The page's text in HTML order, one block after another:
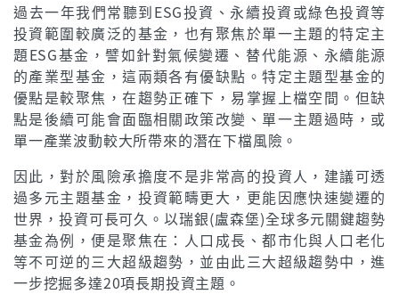
過去一年我們常聽到ESG投資、永續投資或綠色投資等
投資範圍較廣泛的基金，也有聚焦於單一主題的特定主
題ESG基金，譬如針對氣候變遷、替代能源、永續能源
的產業型基金，這兩類各有優缺點。特定主題型基金的
優點是較聚焦，在趨勢正確下，易掌握上檔空間。但缺
點是後續可能會面臨相關政策改變、單一主題過時，或
單一產業波動較大所帶來的潛在下檔風險。
因此，對於風險承擔度不是非常高的投資人，建議可透
過多元主題基金，投資範疇更大，更能因應快速變遷的
世界，投資可長可久。以瑞銀(盧森堡)全球多元關鍵趨勢
基金為例，便是聚焦在：人口成長、都市化與人口老化
等不可逆的三大超級趨勢，並由此三大超級趨勢中，進
一步挖掘多達20項長期投資主題。